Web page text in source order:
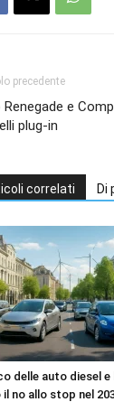
precedente
Renegade e
plug-in
correlati Di
delle auto diesel e
no allo stop nel